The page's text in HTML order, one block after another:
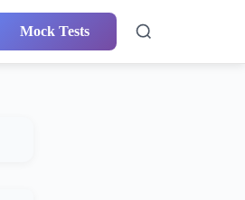
Mock Tests